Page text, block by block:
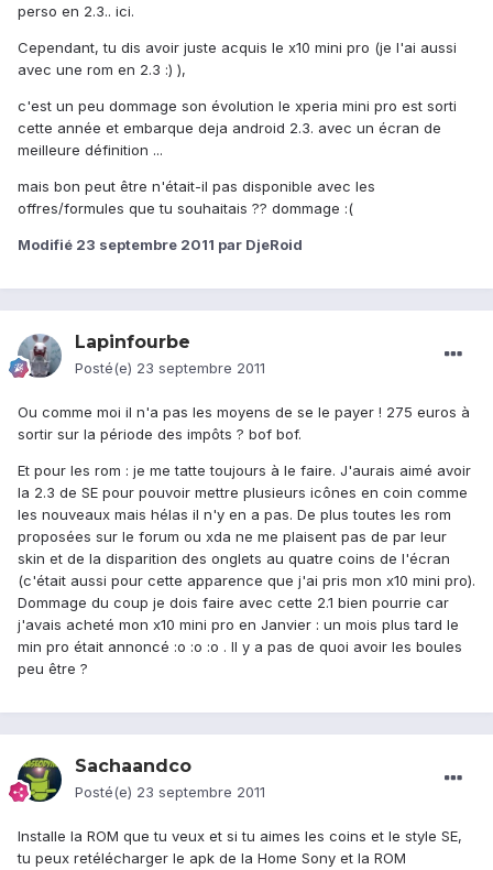
perso en 2.3.. ici.
Cependant, tu dis avoir juste acquis le x10 mini pro (je l'ai aussi
avec une rom en 2.3 :) ),
c'est un peu dommage son évolution le xperia mini pro est sorti
cette année et embarque deja android 2.3. avec un écran de
meilleure définition ...
mais bon peut être n'était-il pas disponible avec les
offres/formules que tu souhaitais ?? dommage :(
Modifié 23 septembre 2011 par DjeRoid
Lapinfourbe
Posté(e) 23 septembre 2011
Ou comme moi il n'a pas les moyens de se le payer ! 275 euros à
sortir sur la période des impôts ? bof bof.
Et pour les rom : je me tatte toujours à le faire. J'aurais aimé avoir
la 2.3 de SE pour pouvoir mettre plusieurs icônes en coin comme
les nouveaux mais hélas il n'y en a pas. De plus toutes les rom
proposées sur le forum ou xda ne me plaisent pas de par leur
skin et de la disparition des onglets au quatre coins de l'écran
(c'était aussi pour cette apparence que j'ai pris mon x10 mini pro).
Dommage du coup je dois faire avec cette 2.1 bien pourrie car
j'avais acheté mon x10 mini pro en Janvier : un mois plus tard le
min pro était annoncé :o :o :o . Il y a pas de quoi avoir les boules
peu être ?
Sachaandco
Posté(e) 23 septembre 2011
Installe la ROM que tu veux et si tu aimes les coins et le style SE,
tu peux retélécharger le apk de la Home Sony et la ROM